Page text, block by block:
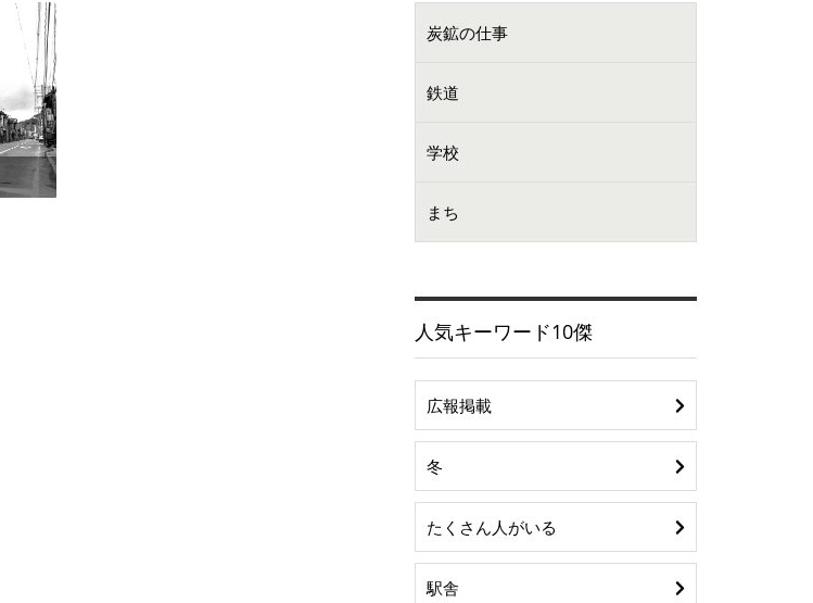
炭鉱の仕事
鉄道
学校
まち
人気キーワード10傑
広報掲載
冬
たくさん人がいる
駅舎